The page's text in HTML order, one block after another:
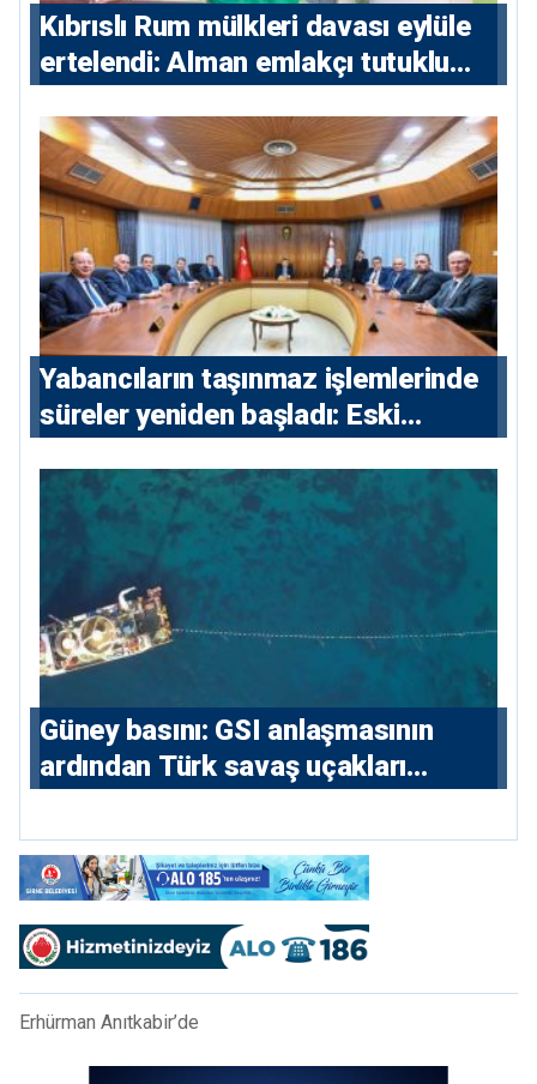
Kıbrıslı Rum mülkleri davası eylüle
ertelendi: Alman emlakçı tutuklu
Yabancıların taşınmaz işlemlerinde
süreler yeniden başladı: Eski
konutlara 36 ay
Güney basını: ⁠GSI anlaşmasının
ardından Türk savaş uçakları
Erhürman Anıtkabir’de